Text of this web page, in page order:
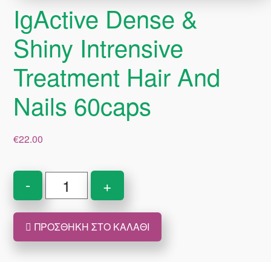
IgActive Dense &
Shiny Intrensive
Treatment Hair And
Nails 60caps
€22.00
-
IgActive
Dense
&
Shiny
+
ΠΡΟΣΘΉΚΗ ΣΤΟ ΚΑΛΆΘΙ